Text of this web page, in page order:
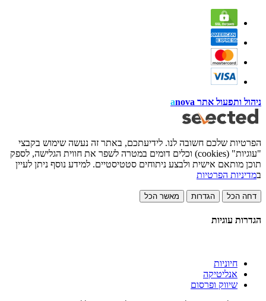
ניהול ותפעול אתר anova
הפרטיות שלכם חשובה לנו. לידיעתכם, באתר זה נעשה שימוש בקבצי
"עוגיות" (cookies) וכלים דומים במטרה לשפר את חווית הגלישה, לספק
תוכן מותאם אישית ולבצע ניתוחים סטטיסטיים. למידע נוסף ניתן לעיין
במדיניות הפרטיות
דחה הכל הגדרות מאשר הכל
הגדרות עוגיות
חיוניות
אנליטיקה
שיווק ופרסום